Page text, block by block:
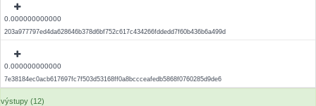
0.000000000000
203a977797ed4da628646b378d6bf752c617c434266fddedd7f60b436b6a499d
0.000000000000
7e38184ec0acb617697fc7f503d53168ff0a8bccceafedb5868f0760285d9de6
výstupy (12)